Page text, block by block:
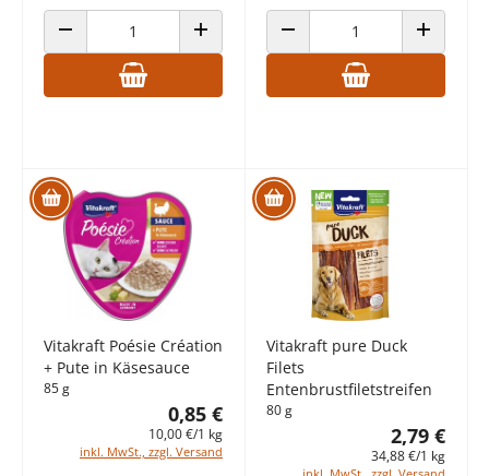
ANZAHL VERRINGERN ANZAHL ERHÖHENANZAHL VERRINGERN ANZAHL
Vitakraft Poésie Création
+ Pute in Käsesauce
85 g
0,85 €
10,00 €/1 kg
inkl. MwSt., zzgl. Versand
Vitakraft pure Duck
Filets
Entenbrustfiletstreifen
80 g
2,79 €
34,88 €/1 kg